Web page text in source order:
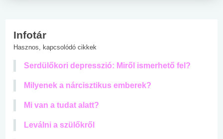
Infotár
Hasznos, kapcsolódó cikkek
Serdülőkori depresszió: Miről ismerhető fel?
Milyenek a nárcisztikus emberek?
Mi van a tudat alatt?
Leválni a szülőkről